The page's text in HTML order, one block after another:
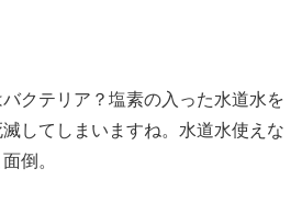
クテリア？塩素の入った水道水を
してしまいますね。水道水使えな
倒。